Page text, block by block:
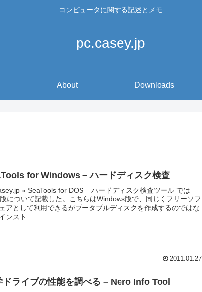
コンピュータに関する記述とメモ
pc.casey.jp
About Downloads
for Windows – ハードディスク検査
» SeaTools for DOS – ハードディスク検査ツール では
について記載した。こちらはWindows版で、同じくフリーソフ
アとして利用できるがブータブルディスクを作成するのではな
ンスト...
2011.01.27
ドライブの性能を調べる – Nero Info Tool